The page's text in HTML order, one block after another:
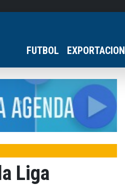
FUTBOL EXPORTACION
Liga